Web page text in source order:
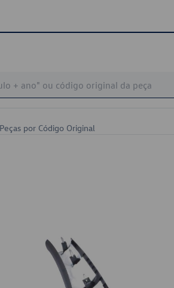
Peças por Código Original